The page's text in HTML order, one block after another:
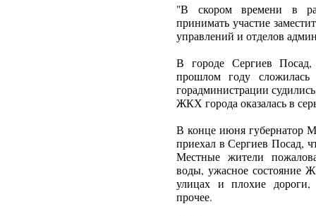
"В скором времени в
принимать участие
управлений и отделов
В городе Сергиев Посад,
прошлом году сложилась
горадминистрации судились
ЖКХ города оказалась в
В конце июня губернатор
приехал в Сергиев Посад,
Местные жители
воды, ужасное состояние
улицах и плохие дороги,
прочее.